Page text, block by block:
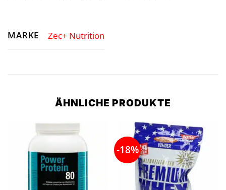
MARKE Zec+ Nutrition
ÄHNLICHE PRODUKTE
-18%